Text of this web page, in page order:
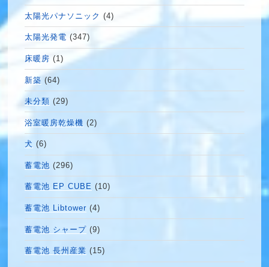
太陽光パナソニック (4)
太陽光発電 (347)
床暖房 (1)
新築 (64)
未分類 (29)
浴室暖房乾燥機 (2)
犬 (6)
蓄電池 (296)
蓄電池 EP CUBE (10)
蓄電池 Libtower (4)
蓄電池 シャープ (9)
蓄電池 長州産業 (15)